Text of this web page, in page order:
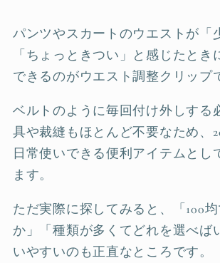
パンツやスカートのウエストが「
「ちょっときつい」と感じたとき
できるのがウエスト調整クリップ
ベルトのように毎回付け外しする
具や裁縫もほとんど不要なため、
日常使いできる便利アイテムとし
ます。
ただ実際に探してみると、「100
か」「種類が多くてどれを選べば
いやすいのも正直なところです。